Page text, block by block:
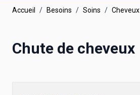
Accueil / Besoins / Soins / Cheveux
Chute de cheveux